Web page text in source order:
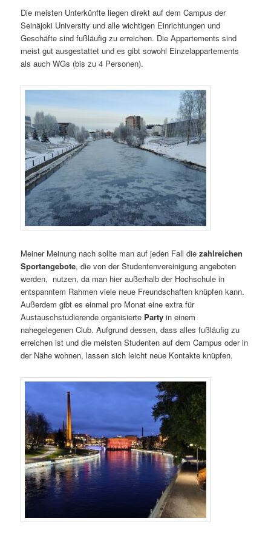
Die meisten Unterkünfte liegen direkt auf dem Campus der
Seinäjoki University und alle wichtigen Einrichtungen und
Geschäfte sind fußläufig zu erreichen. Die Appartements sind
meist gut ausgestattet und es gibt sowohl Einzelappartements
als auch WGs (bis zu 4 Personen).
Meiner Meinung nach sollte man auf jeden Fall diezahlreichen
Sportangebote, die von der Studentenvereinigung angeboten
werden, nutzen, da man hier außerhalb der Hochschule in
entspanntem Rahmen viele neue Freundschaften knüpfen kann.
Außerdem gibt es einmal pro Monat eine extra für
Austauschstudierende organisierte Party in einem
nahegelegenen Club. Aufgrund dessen, dass alles fußläufig zu
erreichen ist und die meisten Studenten auf dem Campus oder in
der Nähe wohnen, lassen sich leicht neue Kontakte knüpfen.